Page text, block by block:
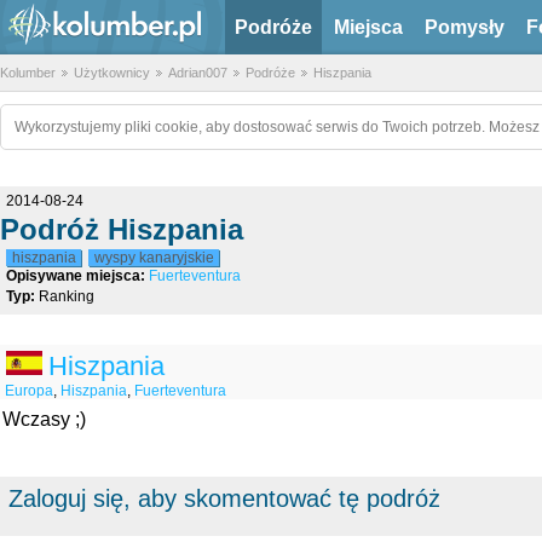
Podróże Miejsca Pomysły
Kolumber Użytkownicy Adrian007 Podróże Hiszpania
Wykorzystujemy pliki cookie, aby dostosować serwis do Twoich potrzeb.
2014-08-24
Podróż Hiszpania
hiszpania
wyspy kanaryjskie
Opisywane miejsca: Fuerteventura
Typ: Ranking
Hiszpania
Europa, Hiszpania, Fuerteventura
Wczasy ;)
Zaloguj się, aby skomentować tę podróż